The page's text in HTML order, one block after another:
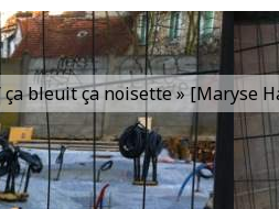
bleuit ça noisette » [Maryse